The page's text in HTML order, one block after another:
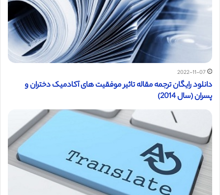
2022-11-07
دانلود رایگان ترجمه مقاله تاثیر موفقیت های آکادمیک دختران و
پسران (سال 2014)